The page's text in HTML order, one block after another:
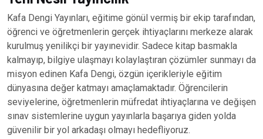
Kafa Dengi Yayınları, eğitime gönül vermiş bir ekip tarafından,
öğrenci ve öğretmenlerin gerçek ihtiyaçlarını merkeze alarak
kurulmuş yenilikçi bir yayınevidir. Sadece kitap basmakla
kalmayıp, bilgiye ulaşmayı kolaylaştıran çözümler sunmayı da
misyon edinen Kafa Dengi, özgün içerikleriyle eğitim
dünyasına değer katmayı amaçlamaktadır. Öğrencilerin
seviyelerine, öğretmenlerin müfredat ihtiyaçlarına ve değişen
sınav sistemlerine uygun yayınlarla başarıya giden yolda
güvenilir bir yol arkadaşı olmayı hedefliyoruz.